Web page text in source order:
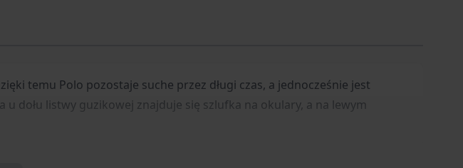
temu Polo pozostaje suche przez długi czas, a jednocześnie jest
dołu listwy guzikowej znajduje się szlufka na okulary, a na lewym